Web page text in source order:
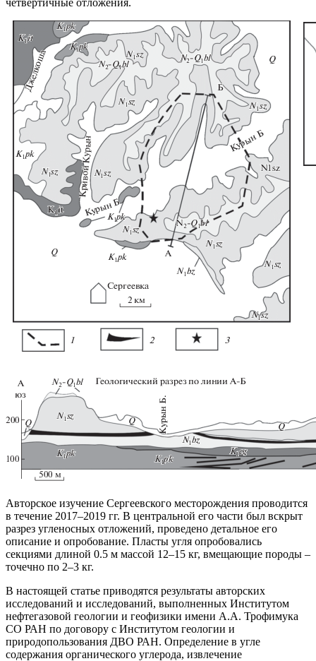
Авторское изучение Сергеевского месторождения проводится
в течение 2017–2019 гг. В центральной его части был вскрыт
разрез угленосных отложений, проведено детальное его
описание и опробование. Пласты угля опробовались
секциями длиной 0.5 м массой 12–15 кг, вмещающие породы –
точечно по 2–3 кг.
В настоящей статье приводятся результаты авторских
исследований и исследований, выполненных Институтом
нефтегазовой геологии и геофизики имени А.А. Трофимука
СО РАН по договору с Институтом геологии и
природопользования ДВО РАН. Определение в угле
содержания органического углерода, извлечение